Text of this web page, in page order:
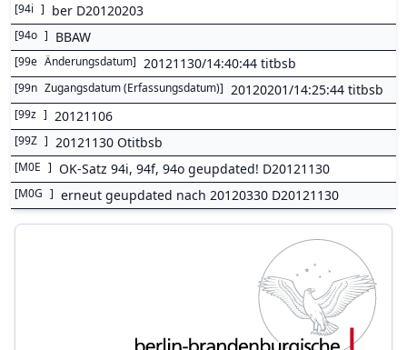
[94i ] ber D20120203
[94o ] BBAW
[99e Änderungsdatum] 20121130/14:40:44 titbsb
[99n Zugangsdatum (Erfassungsdatum)] 20120201/14:25:44 titbsb
[99z ] 20121106
[99Z ] 20121130 Otitbsb
[M0E ] OK-Satz 94i, 94f, 94o geupdated! D20121130
[M0G ] erneut geupdated nach 20120330 D20121130